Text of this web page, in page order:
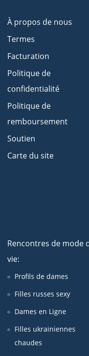
À propos de nous
Termes
Facturation
Politique de
confidentialité
Politique de
remboursement
Soutien
Carte du site
Rencontres de mode
vie:
Profils de dames
Filles russes sexy
Dames en Ligne
Filles ukrainiennes
chaudes